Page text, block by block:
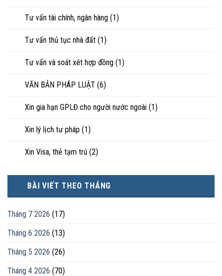
Tư vấn tài chính, ngân hàng (1)
Tư vấn thủ tục nhà đất (1)
Tư vấn và soát xét hợp đồng (1)
VĂN BẢN PHÁP LUẬT (6)
Xin gia hạn GPLĐ cho người nước ngoài (1)
Xin lý lịch tư pháp (1)
Xin Visa, thẻ tạm trú (2)
BÀI VIẾT THEO THÁNG
Tháng 7 2026 (17)
Tháng 6 2026 (13)
Tháng 5 2026 (26)
Tháng 4 2026 (70)